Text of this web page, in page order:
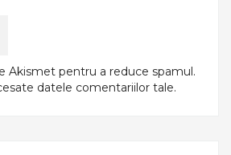
Akismet pentru a reduce spamul.
datele comentariilor tale.